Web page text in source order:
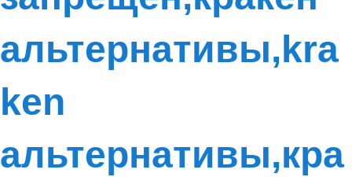
альтернативы,kra
ken
альтернативы,кра